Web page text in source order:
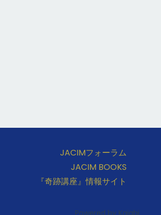
JACIMフォーラム
JACIM BOOKS
『奇跡講座』情報サイト